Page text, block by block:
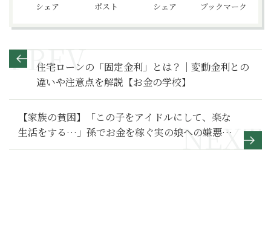
シェア ポスト シェア ブックマーク
住宅ローンの「固定金利」とは？｜変動金利との
違いや注意点を解説【お金の学校】
【家族の貧困】「この子をアイドルにして、楽な
生活をする…」孫でお金を稼ぐ実の娘への嫌悪と
育児放棄の後悔～その１～